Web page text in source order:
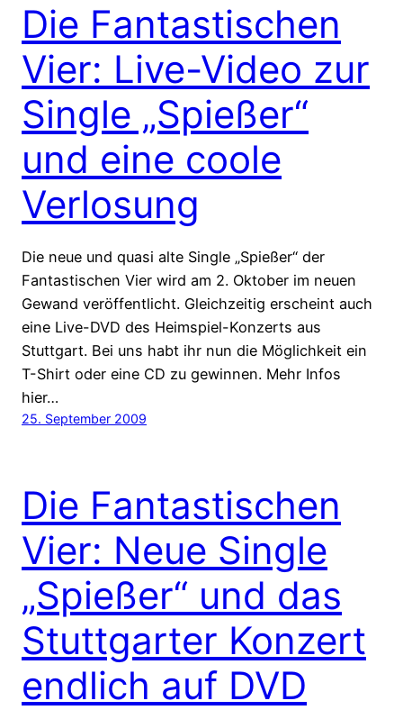
Die Fantastischen
Vier: Live-Video zur
Single „Spießer“
und eine coole
Verlosung
Die neue und quasi alte Single „Spießer“ der
Fantastischen Vier wird am 2. Oktober im neuen
Gewand veröffentlicht. Gleichzeitig erscheint auch
eine Live-DVD des Heimspiel-Konzerts aus
Stuttgart. Bei uns habt ihr nun die Möglichkeit ein
T-Shirt oder eine CD zu gewinnen. Mehr Infos
hier…
25. September 2009
Die Fantastischen
Vier: Neue Single
„Spießer“ und das
Stuttgarter Konzert
endlich auf DVD